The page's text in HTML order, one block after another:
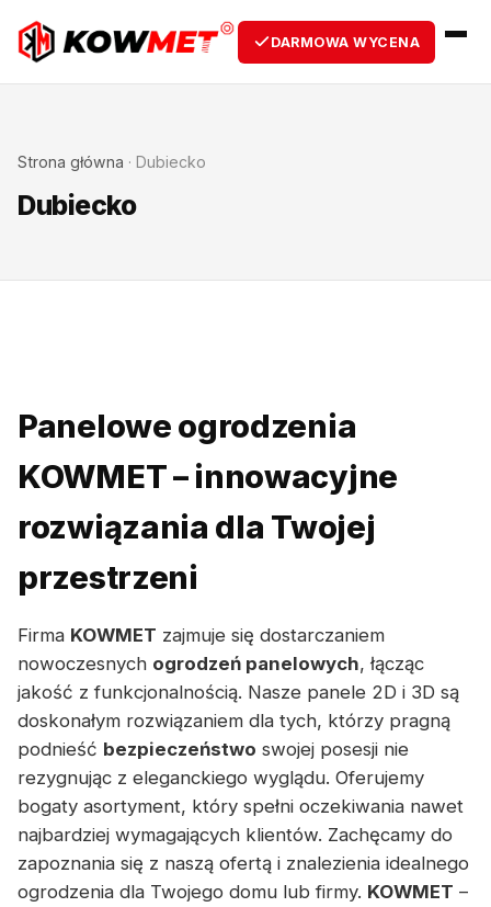
DARMOWA WYCENA
Strona główna · Dubiecko
Dubiecko
Panelowe ogrodzenia
KOWMET – innowacyjne
rozwiązania dla Twojej
przestrzeni
Firma KOWMET zajmuje się dostarczaniem
nowoczesnych ogrodzeń panelowych, łącząc
jakość z funkcjonalnością. Nasze panele 2D i 3D są
doskonałym rozwiązaniem dla tych, którzy pragną
podnieść bezpieczeństwo swojej posesji nie
rezygnując z eleganckiego wyglądu. Oferujemy
bogaty asortyment, który spełni oczekiwania nawet
najbardziej wymagających klientów. Zachęcamy do
zapoznania się z naszą ofertą i znalezienia idealnego
ogrodzenia dla Twojego domu lub firmy. KOWMET –